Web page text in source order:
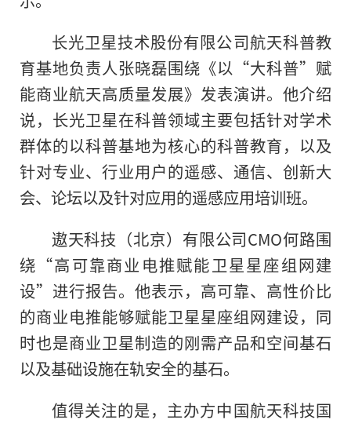
长光卫星技术股份有限公司航天科普教
育基地负责人张晓磊围绕《以“大科普”赋
能商业航天高质量发展》发表演讲。他介绍
说，长光卫星在科普领域主要包括针对学术
群体的以科普基地为核心的科普教育，以及
针对专业、行业用户的遥感、通信、创新大
会、论坛以及针对应用的遥感应用培训班。
遨天科技（北京）有限公司CMO何路围
绕“高可靠商业电推赋能卫星星座组网建
设”进行报告。他表示，高可靠、高性价比
的商业电推能够赋能卫星星座组网建设，同
时也是商业卫星制造的刚需产品和空间基石
以及基础设施在轨安全的基石。
值得关注的是，主办方中国航天科技国